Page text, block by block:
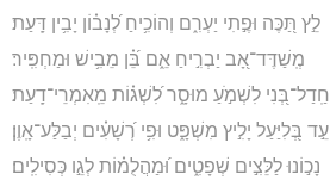
לֵ֣ץ תַּ֭כֶּה וּפֶ֣תִי יַעְרִ֑ם וְהוֹכִ֥יחַ לְ֝נָב֗וֹן יָבִ֥ין דָּֽעַת׃
מְֽשַׁדֶּד־אָ֭ב יַבְרִ֣יחַ אֵ֑ם בֵּ֝֗ן מֵבִ֥ישׁ וּמַחְפִּֽיר׃
חַֽדַל־בְּ֭נִי לִשְׁמֹ֣עַ מוּסָ֑ר לִ֝שְׁג֗וֹת מֵֽאִמְרֵי־דָֽעַת׃
עֵ֣ד בְּ֭לִיַּעַל יָלִ֣יץ מִשְׁפָּ֑ט וּפִ֥י רְ֝שָׁעִ֗ים יְבַלַּע־אָֽוֶן׃
נָכ֣וֹנוּ לַלֵּצִ֣ים שְׁפָטִ֑ים וּ֝מַהֲלֻמ֗וֹת לְגֵ֣ו כְּסִילִֽים׃